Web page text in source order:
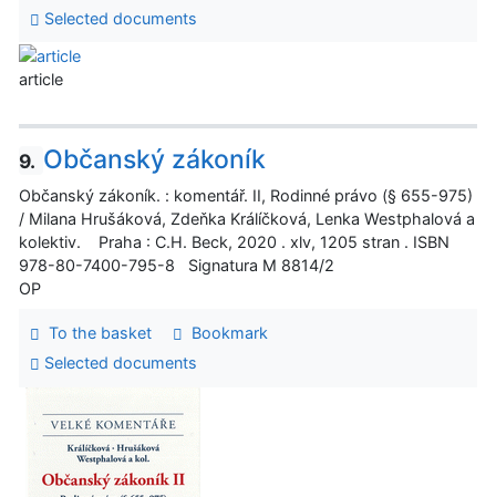
Selected documents
article
9. Občanský zákoník
Občanský zákoník. : komentář. II, Rodinné právo (§ 655-975)
/ Milana Hrušáková, Zdeňka Králíčková, Lenka Westphalová a
kolektiv. Praha : C.H. Beck, 2020 . xlv, 1205 stran . ISBN
978-80-7400-795-8 Signatura M 8814/2
OP
To the basket
Bookmark
Selected documents